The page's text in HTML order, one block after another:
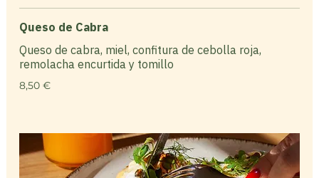
Queso de Cabra
Queso de cabra, miel, confitura de cebolla roja,
remolacha encurtida y tomillo
8,50 €